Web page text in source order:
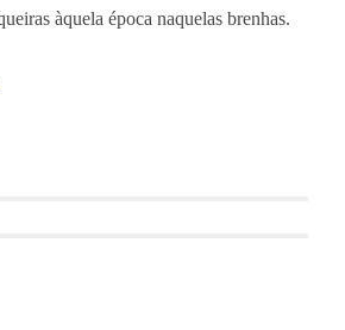
àquela época naquelas brenhas.